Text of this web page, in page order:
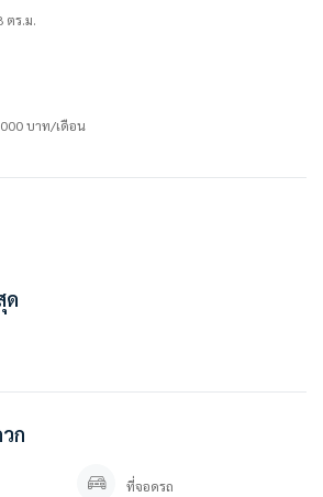
(@besthome)
อำเภอเมืองสมุทรปราการ สมุทรปราการ 10270
ตร.ม.
บาท/เดือน
ด
ก
ที่จอดรถ